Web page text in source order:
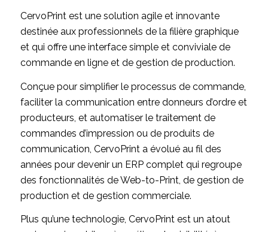
CervoPrint est une solution agile et innovante
destinée aux professionnels de la filière graphique
et qui offre une interface simple et conviviale de
commande en ligne et de gestion de production.
Conçue pour simplifier le processus de commande,
faciliter la communication entre donneurs d’ordre et
producteurs, et automatiser le traitement de
commandes d’impression ou de produits de
communication, CervoPrint a évolué au fil des
années pour devenir un ERP complet qui regroupe
des fonctionnalités de Web-to-Print, de gestion de
production et de gestion commerciale.
Plus qu’une technologie, CervoPrint est un atout